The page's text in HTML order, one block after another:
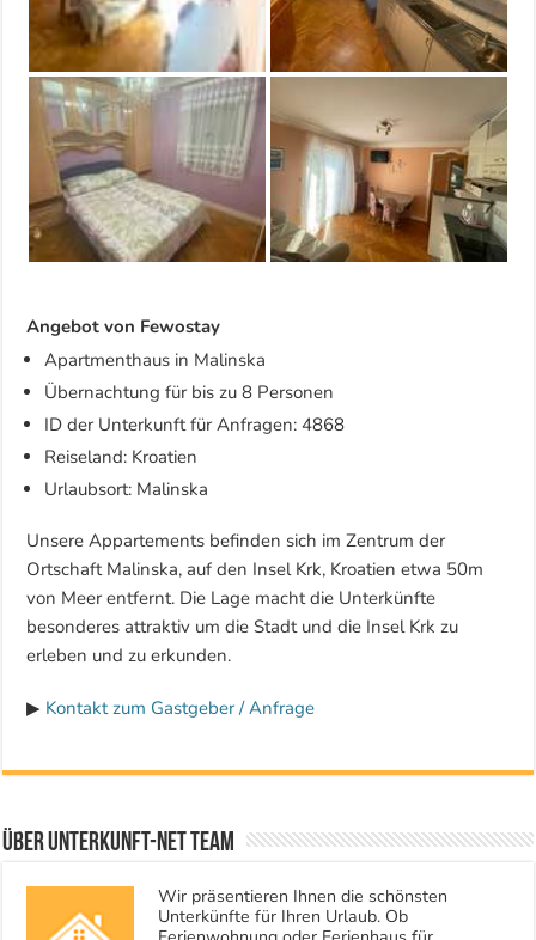
Angebot von Fewostay
Apartmenthaus in Malinska
Übernachtung für bis zu 8 Personen
ID der Unterkunft für Anfragen: 4868
Reiseland: Kroatien
Urlaubsort: Malinska
Unsere Appartements befinden sich im Zentrum der
Ortschaft Malinska, auf den Insel Krk, Kroatien etwa 50m
von Meer entfernt. Die Lage macht die Unterkünfte
besonderes attraktiv um die Stadt und die Insel Krk zu
erleben und zu erkunden.
▶ Kontakt zum Gastgeber / Anfrage
Über Unterkunft-NET Team
Wir präsentieren Ihnen die schönsten
Unterkünfte für Ihren Urlaub. Ob